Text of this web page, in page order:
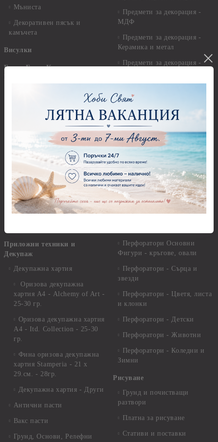
Мъниста
Декоративен пясък и
камъчета
Висулки
Глина,Гипс, Калъпи,
Елементи, Инструменти
Керамична смес за отливки
глина и полирезин
Пластични елементи
Инструменти за моделиране
Молдове и шаблони
Глина
Самосъхнеща глина
Приложни техники и
Декупаж
Декупажна хартия
Оризова декупажна
хартия А4 - Alchemy of Art -
25-30 гр.
Оризова декупажна хартия
А4 - Itd. Collection - 25-30
гр.
Фина оризова декупажна
хартия Stamperia - 21 х
29.см. - 28гр.
Декупажна хартия - Други
Антични пасти
Вакс пасти
Грунд, Основи, Релефни
Предмети за декорация -
МДФ
Предмети за декорация -
Керамика и метал
Предмети за декорация -
Стъкло
Предмети за декорация -
Плат, органза, зебло,
целофан
Пънчове Перфоратори
Перфоратори до 2,50 см
Перфоратори 2,50 см
Перфоратори над 2,50 см
Бордюрни пънчове
Перфоратори Основни
Фигури - кръгове, овали
Перфоратори - Сърца и
звезди
Перфоратори - Цветя, листа
и клонки
Перфоратори - Детски
Перфоратори - Животни
Перфоратори - Коледни и
Зимни
Рисуване
Грунд и почистващи
разтвори
Платна за рисуване
Стативи и поставки